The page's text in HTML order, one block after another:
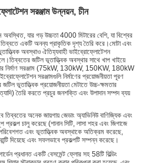
সরঞ্জাম উন্নয়ন, চীন
অবস্থিত, যার গড় উচ্চতা 4000 মিটারের বেশি, যা বিশ্বের
একটি অনন্য প্রাকৃতিক দৃশ্য তৈরি করে।মোটা এবং
অবস্থাও ঐতিহ্যবাহী ভাইব্রোফ্লোটেশন
জটিল ভূতাত্ত্বিক অবস্থার সাথে খাপ খাইয়ে
নির্মাণ সরঞ্জাম (75kW, 130kW, 150KW, 180kW
সরঞ্জামগুলি নির্মাণের প্রয়োজনীয়তা পূরণ
ভূতাত্ত্বিক প্রয়োজনীয়তা মেটাতে উচ্চ-ক্ষমতার
তৈরি করতে প্রচুর জনশক্তি এবং উপাদান সম্পদ ব্যয়
অনেক জায়গায় জেডাং অ্যাভিনিউ বাণিজ্যিক এবং
চালু করেছে (শানান সিটি, লাসা শহর এবং জিগাজে
এবং ভূতাত্ত্বিক অবস্থাকে অতিক্রম করেছে,
দিয়েছে এবং সফলভাবে প্রকল্পটি সম্পন্ন করেছে।
প্রধানত একটি বেসমেন্ট ফ্লোর সহ 58টি বিল্ডিং